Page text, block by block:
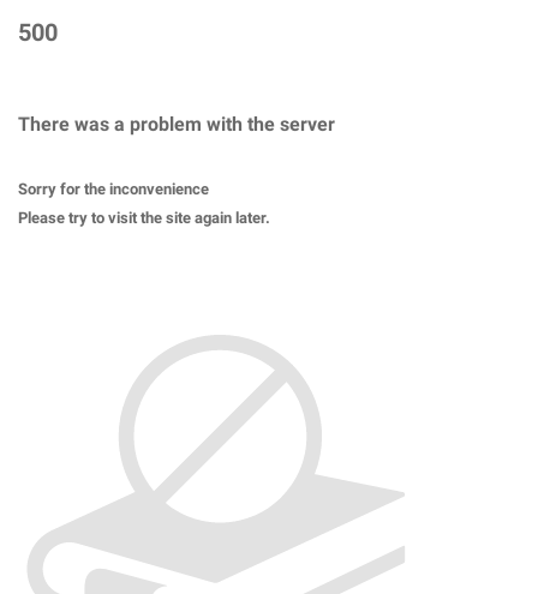
500
There was a problem with the server
Sorry for the inconvenience
Please try to visit the site again later.